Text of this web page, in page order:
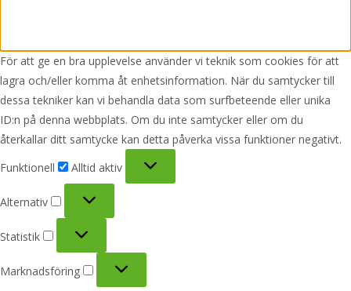
För att ge en bra upplevelse använder vi teknik som cookies för att
lagra och/eller komma åt enhetsinformation. När du samtycker till
dessa tekniker kan vi behandla data som surfbeteende eller unika
ID:n på denna webbplats. Om du inte samtycker eller om du
återkallar ditt samtycke kan detta påverka vissa funktioner negativt.
Funktionell
Alltid aktiv
Alternativ
Statistik
Marknadsföring